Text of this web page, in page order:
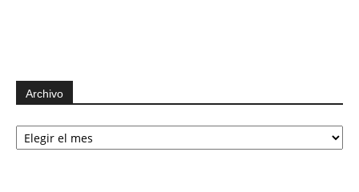
Archivo
Archivo